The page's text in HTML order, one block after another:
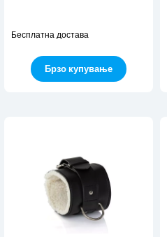
Бесплатна достава
Брзо купување